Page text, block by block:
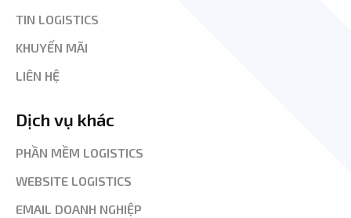
TIN LOGISTICS
KHUYẾN MÃI
LIÊN HỆ
Dịch vụ khác
PHẦN MỀM LOGISTICS
WEBSITE LOGISTICS
EMAIL DOANH NGHIỆP